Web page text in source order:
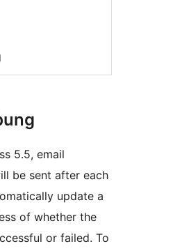
5.5, email
be sent after each
update a
of whether the
or failed. To